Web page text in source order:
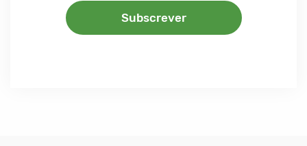
Subscrever